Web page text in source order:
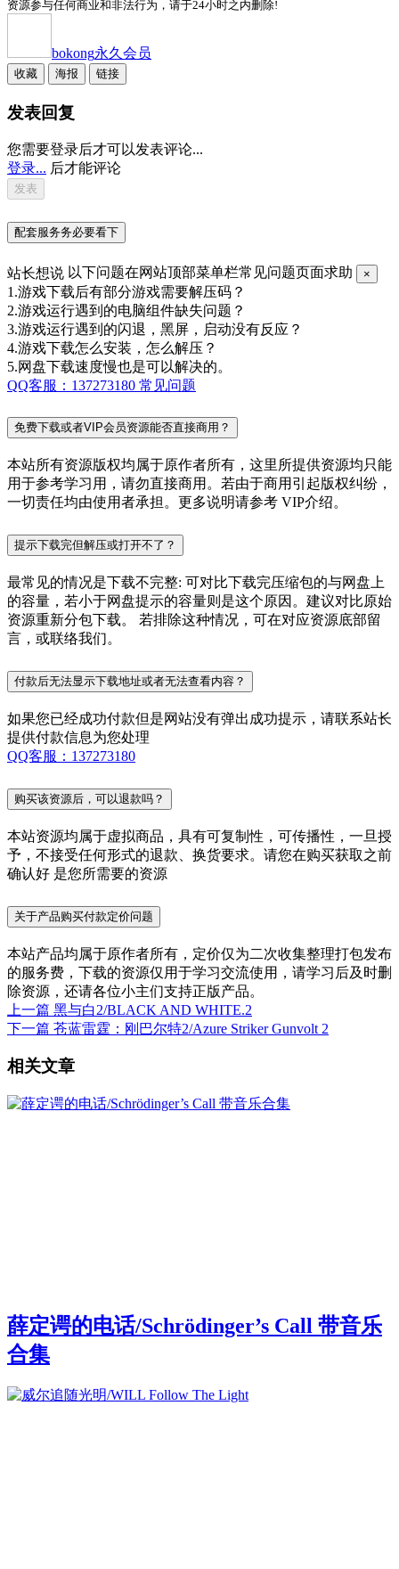
资源参与任何商业和非法行为，请于24小时之内删除!
bokong永久会员
收藏 海报 链接
发表回复
您需要登录后才可以发表评论...
登录... 后才能评论
配套服务务必要看下
站长想说 以下问题在网站顶部菜单栏常见问题页面求助 ×
1.游戏下载后有部分游戏需要解压码？
2.游戏运行遇到的电脑组件缺失问题？
3.游戏运行遇到的闪退，黑屏，启动没有反应？
4.游戏下载怎么安装，怎么解压？
5.网盘下载速度慢也是可以解决的。
QQ客服：137273180 常见问题
免费下载或者VIP会员资源能否直接商用？
本站所有资源版权均属于原作者所有，这里所提供资源均只能
用于参考学习用，请勿直接商用。若由于商用引起版权纠纷，
一切责任均由使用者承担。更多说明请参考 VIP介绍。
提示下载完但解压或打开不了？
最常见的情况是下载不完整: 可对比下载完压缩包的与网盘上
的容量，若小于网盘提示的容量则是这个原因。建议对比原始
资源重新分包下载。 若排除这种情况，可在对应资源底部留
言，或联络我们。
付款后无法显示下载地址或者无法查看内容？
如果您已经成功付款但是网站没有弹出成功提示，请联系站长
提供付款信息为您处理
QQ客服：137273180
购买该资源后，可以退款吗？
本站资源均属于虚拟商品，具有可复制性，可传播性，一旦授
予，不接受任何形式的退款、换货要求。请您在购买获取之前
确认好 是您所需要的资源
关于产品购买付款定价问题
本站产品均属于原作者所有，定价仅为二次收集整理打包发布
的服务费，下载的资源仅用于学习交流使用，请学习后及时删
除资源，还请各位小主们支持正版产品。
上一篇 黑与白2/BLACK AND WHITE.2
下一篇 苍蓝雷霆：刚巴尔特2/Azure Striker Gunvolt 2
相关文章
薛定谔的电话/Schrödinger’s Call 带音乐
合集